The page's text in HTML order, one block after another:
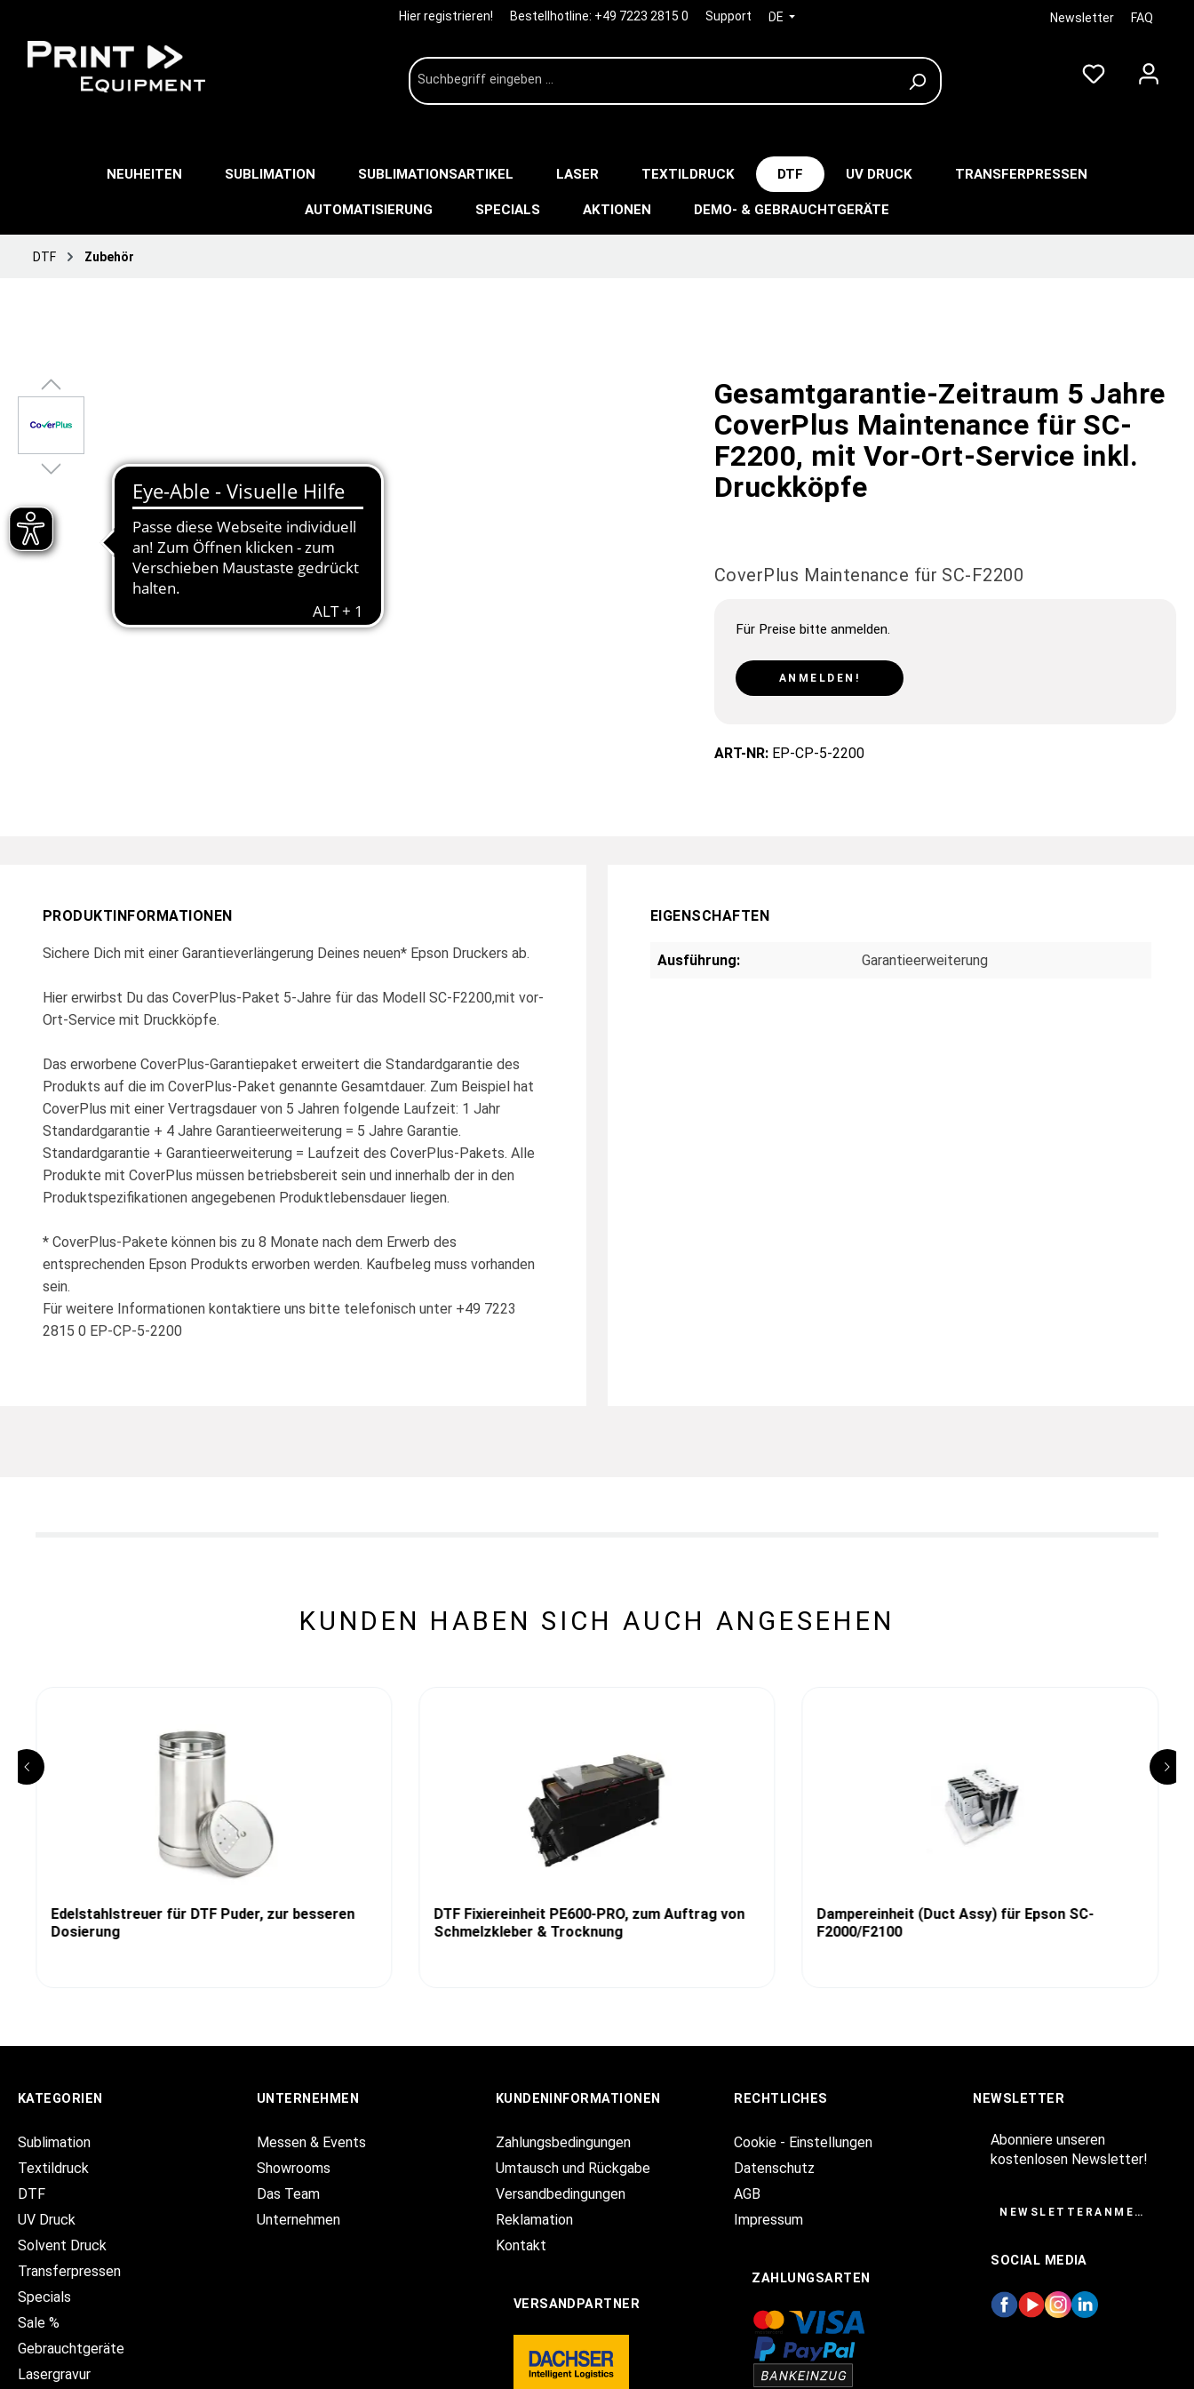
Hier registrieren! Bestellhotline: +49 7223 2815 0 Support DE Newsletter FAQ
NEUHEITEN SUBLIMATION SUBLIMATIONSARTIKEL LASER TEXTILDRUCK DTF UV DRUCK TRANSFERPRESSEN
AUTOMATISIERUNG SPECIALS AKTIONEN DEMO- & GEBRAUCHTGERÄTE
DTF Zubehör
Gesamtgarantie-Zeitraum 5 Jahre
CoverPlus Maintenance für SC-
F2200, mit Vor-Ort-Service inkl.
Druckköpfe
CoverPlus Maintenance für SC-F2200
Für Preise bitte anmelden.
ANMELDEN!
ART-NR: EP-CP-5-2200
PRODUKTINFORMATIONEN
Sichere Dich mit einer Garantieverlängerung Deines neuen* Epson Druckers ab.
Hier erwirbst Du das CoverPlus-Paket 5-Jahre für das Modell SC-F2200,mit vor-
Ort-Service mit Druckköpfe.
Das erworbene CoverPlus-Garantiepaket erweitert die Standardgarantie des
Produkts auf die im CoverPlus-Paket genannte Gesamtdauer. Zum Beispiel hat
CoverPlus mit einer Vertragsdauer von 5 Jahren folgende Laufzeit: 1 Jahr
Standardgarantie + 4 Jahre Garantieerweiterung = 5 Jahre Garantie.
Standardgarantie + Garantieerweiterung = Laufzeit des CoverPlus-Pakets. Alle
Produkte mit CoverPlus müssen betriebsbereit sein und innerhalb der in den
Produktspezifikationen angegebenen Produktlebensdauer liegen.
* CoverPlus-Pakete können bis zu 8 Monate nach dem Erwerb des
entsprechenden Epson Produkts erworben werden. Kaufbeleg muss vorhanden
sein.
Für weitere Informationen kontaktiere uns bitte telefonisch unter +49 7223
2815 0 EP-CP-5-2200
EIGENSCHAFTEN
Ausführung: Garantieerweiterung
KUNDEN HABEN SICH AUCH ANGESEHEN
Edelstahlstreuer für DTF Puder, zur besseren
Dosierung
DTF Fixiereinheit PE600-PRO, zum Auftrag von
Schmelzkleber & Trocknung
Dampereinheit (Duct Assy) für Epson SC-
F2000/F2100
KATEGORIEN
Sublimation
Textildruck
DTF
UV Druck
Solvent Druck
Transferpressen
Specials
Sale %
Gebrauchtgeräte
Lasergravur
UNTERNEHMEN
Messen & Events
Showrooms
Das Team
Unternehmen
KUNDENINFORMATIONEN
Zahlungsbedingungen
Umtausch und Rückgabe
Versandbedingungen
Reklamation
Kontakt
VERSANDPARTNER
RECHTLICHES
Cookie - Einstellungen
Datenschutz
AGB
Impressum
ZAHLUNGSARTEN
NEWSLETTER
Abonniere unseren
kostenlosen Newsletter!
NEWSLETTERANMELDUNG
SOCIAL MEDIA